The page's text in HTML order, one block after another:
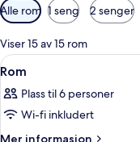
Tilgjengelige
filtre
for
rom
Alle rom 1 seng 2 senger
Viser 15 av 15 rom
Åpne
alle
bildene
av
Rom
7
Rom
Plass til 6 personer
Wi-fi inkludert
Mer informasjon
Mer